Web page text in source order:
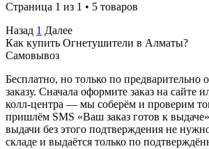
Страница 1 из 1 • 5 товаров
Назад 1 Далее
Как купить Огнетушители в Алматы?
Самовывоз
Бесплатно, но только по предварительно
заказу. Сначала оформите заказ на сайте
колл-центра — мы соберём и проверим
пришлём SMS «Ваш заказ готов к
выдачи без этого подтверждения не
складе и выдаётся только по